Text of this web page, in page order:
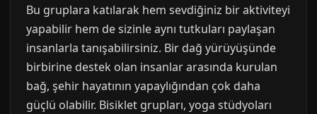
Bu gruplara katılarak hem sevdiğiniz bir aktiviteyi
yapabilir hem de sizinle aynı tutkuları paylaşan
insanlarla tanışabilirsiniz. Bir dağ yürüyüşünde
birbirine destek olan insanlar arasında kurulan
bağ, şehir hayatının yapaylığından çok daha
güçlü olabilir. Bisiklet grupları, yoga stüdyoları